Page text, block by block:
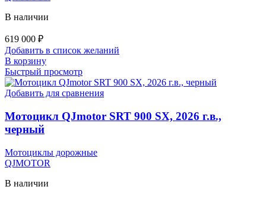
В наличии
619 000 ₽
Добавить в список желаний
В корзину
Быстрый просмотр
Добавить для сравнения
Мотоцикл QJmotor SRT 900 SX, 2026 г.в.,
черный
Мотоциклы дорожные
QJMOTOR
В наличии